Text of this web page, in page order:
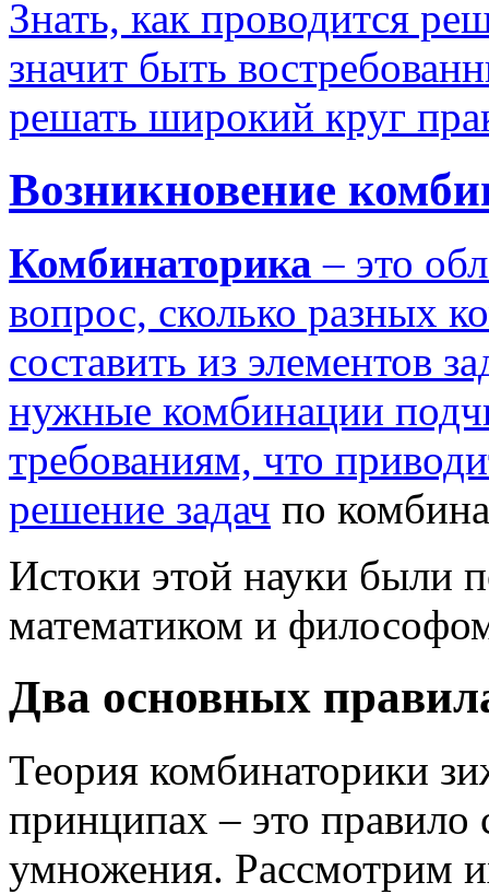
Знать, как проводится
значит быть
решать широкий круг
Возникновение
Комбинаторика – это
вопрос, сколько разных
составить из элементов
нужные комбинации
требованиям, что
решение задач по
Истоки этой науки были
математиком и
Два основных
Теория комбинаторики
принципах – это правило
умножения. Рассмотрим